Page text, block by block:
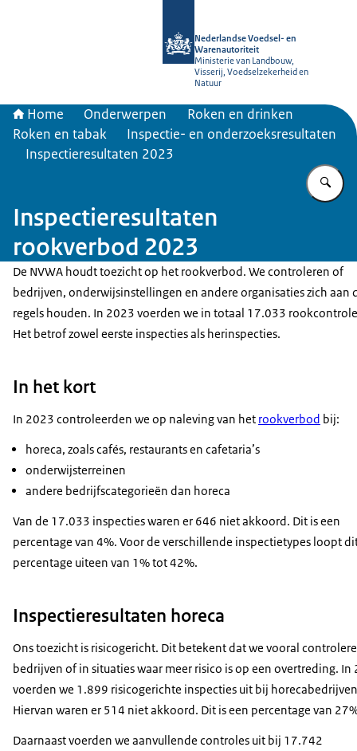
Nederlandse Voedsel- en
Warenautoriteit
Ministerie van Landbouw,
Visserij, Voedselzekerheid en
Natuur
Home Onderwerpen
Roken en drinken
Roken en tabak
Inspectie- en onderzoeksresultaten
Inspectieresultaten 2023
Inspectieresultaten
rookverbod 2023
De NVWA houdt toezicht op het rookverbod. We controleren of
bedrijven, onderwijsinstellingen en andere organisaties zich aan
regels houden. In 2023 voerden we in totaal 17.033
Het betrof zowel eerste inspecties als herinspecties.
In het kort
In 2023 controleerden we op naleving van het rookverbod bij:
horeca, zoals cafés, restaurants en cafetaria’s
onderwijsterreinen
andere bedrijfscategorieën dan horeca
Van de 17.033 inspecties waren er 646 niet akkoord. Dit is een
percentage van 4%. Voor de verschillende inspectietypes loopt
percentage uiteen van 1% tot 42%.
Inspectieresultaten horeca
Ons toezicht is risicogericht. Dit betekent dat we vooral
bedrijven of in situaties waar meer risico is op een overtreding. In
voerden we 1.899 risicogerichte inspecties uit bij
Hiervan waren er 514 niet akkoord. Dit is een percentage van
Daarnaast voerden we aanvullende controles uit bij 17.742